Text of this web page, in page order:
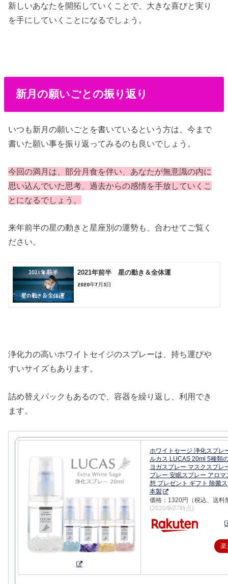
新しいあなたを開拓していくことで、大きな喜びと実り
を手にしていくことになるでしょう。
新月の願いごとの振り返り
いつも新月の願いごとを書いているという方は、今まで
書いた願い事を振り返ってみるのも良いでしょう。
今回の満月は、部分月食を伴い、あなたが無意識の内に
思い込んでいた思考、過去からの感情を手放していくこ
とになるでしょう。
来年前半の星の動きと星座別の運勢も、合わせてご覧く
ださい。
2021年前半 星の動き＆全体運
2020年7月3日
浄化力の高いホワイトセイジのスプレーは、持ち運びや
すいサイズもあります。
詰め替えパックもあるので、容器を繰り返し、利用でき
ます。
ホワイトセージ 浄化スプレ
ルカス LUCAS 20ml 5種類
ヨガスプレー マスクスプレ
プレー 安眠スプレー アロマ
想 プレゼント ギフト 除菌
本製
価格：1320円（税込、送料
(2020/9/27時点)
楽